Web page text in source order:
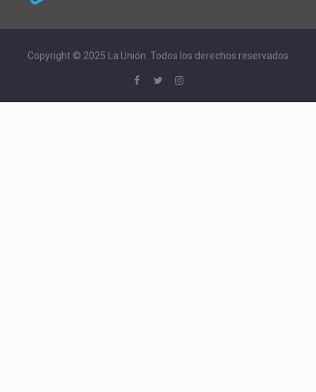
Copyright © 2025 La Unión. Todos los derechos reservados